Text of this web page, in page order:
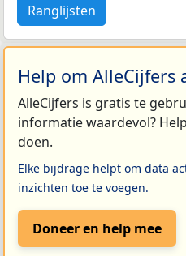
Ranglijsten
Help om AlleCijfers
AlleCijfers is gratis te
informatie waardevol?
doen.
Elke bijdrage helpt om data
inzichten toe te voegen.
Doneer en help mee